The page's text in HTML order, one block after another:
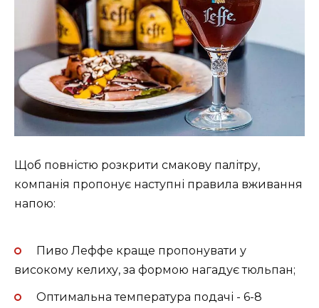
Щоб повністю розкрити смакову палітру,
компанія пропонує наступні правила вживання
напою:
Пиво Леффе краще пропонувати у
високому келиху, за формою нагадує тюльпан;
Оптимальна температура подачі - 6-8